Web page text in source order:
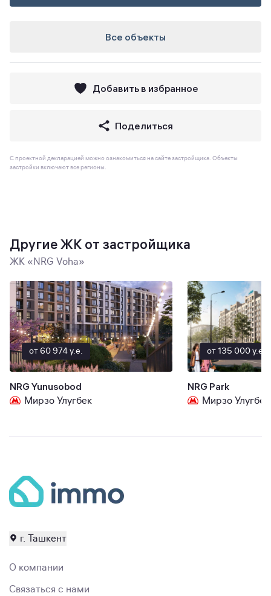
Все объекты
Добавить в избранное
Поделиться
С проектной декларацией можно ознакомиться на сайте застройщика. Объекты
застройки включают все регионы.
Другие ЖК от застройщика
ЖК «NRG Voha»
от 60 974 y.e.
NRG Yunusobod
Мирзо Улугбек
от 135 000 y.e.
NRG Park
Мирзо Улугбек
г. Ташкент
О компании
Связаться с нами